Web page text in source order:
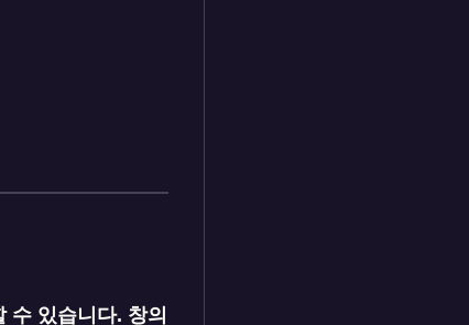
수 있습니다. 창의